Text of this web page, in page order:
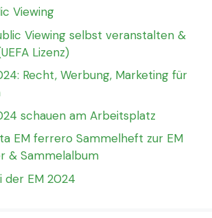
Viewing
Viewing selbst veranstalten &
Lizenz)
Recht, Werbung, Marketing für
schauen am Arbeitsplatz
EM ferrero Sammelheft zur EM
& Sammelalbum
der EM 2024